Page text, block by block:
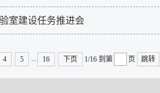
室建设任务推进会
4 5 16 下页 1/16 到第 页 跳转